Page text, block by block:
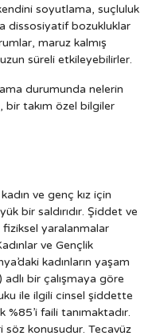
soyutlama, suçluluk
dissosiyatif bozukluklar
maruz kalmış
süreli etkileyebilirler.
durumunda nelerin
bir takım özel bilgiler
ve genç kız için
bir saldırıdır. Şiddet ve
fiziksel yaralanmalar
ve Gençlik
kadınların yaşam
bir çalışmaya göre
ile ilgili cinsel şiddette
%85’i faili tanımaktadır.
konusudur. Tecavüz